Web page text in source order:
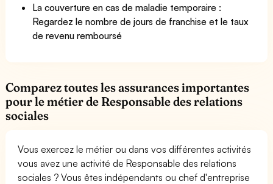
La couverture en cas de maladie temporaire :
Regardez le nombre de jours de franchise et le taux
de revenu remboursé
Comparez toutes les assurances importantes
pour le métier de Responsable des relations
sociales
Vous exercez le métier ou dans vos différentes activités
vous avez une activité de Responsable des relations
sociales ? Vous êtes indépendants ou chef d'entreprise